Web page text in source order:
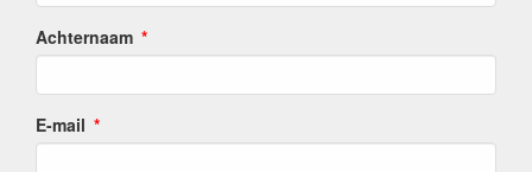
Achternaam
E-mail